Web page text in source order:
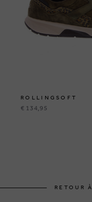
ROLLINGSOFT
€ 134,95
RETOUR